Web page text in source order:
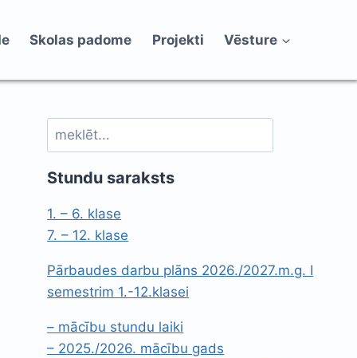
Skolas padome Projekti Vēsture
Meklēt
Stundu saraksts
1. – 6. klase
7. – 12. klase
Pārbaudes darbu plāns 2026./2027.m.g. I
semestrim 1.-12.klasei
– mācību stundu laiki
– 2025./2026. mācību gads